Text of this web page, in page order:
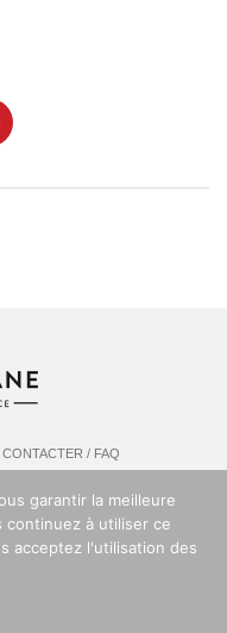
/ FAQ
garantir la meilleure
à utiliser ce
acceptez l'utilisation des